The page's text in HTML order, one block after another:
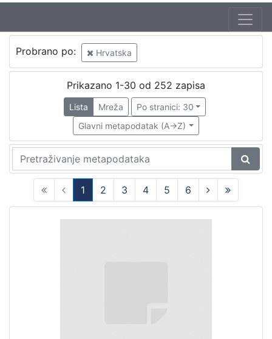
Probrano po: Hrvatska
Prikazano 1-30 od 252 zapisa
Lista Mreža
Po stranici: 30
Glavni metapodatak (A->Z)
1
(current)
2 3 4 5 6